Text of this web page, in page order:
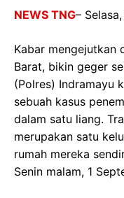
NEWS TNG–
Kabar mengejutkan
Barat, bikin geger
(Polres) Indramayu
sebuah kasus
dalam satu liang.
merupakan satu
rumah mereka
Senin malam, 1